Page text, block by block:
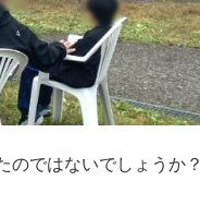
のではないでしょうか？